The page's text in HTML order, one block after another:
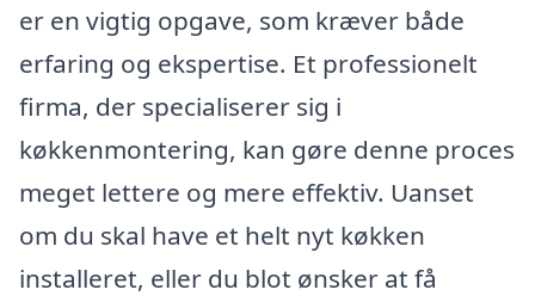
er en vigtig opgave, som kræver både
erfaring og ekspertise. Et professionelt
firma, der specialiserer sig i
køkkenmontering, kan gøre denne proces
meget lettere og mere effektiv. Uanset
om du skal have et helt nyt køkken
installeret, eller du blot ønsker at få